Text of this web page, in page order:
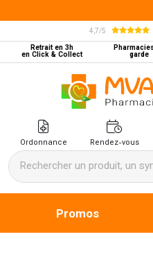
4,7/5
Retrait en 3h
en Click & Collect garde
Ordonnance Rendez-vous
Promos